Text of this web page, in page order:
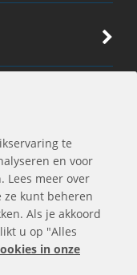
te
en voor
Lees meer over
ze kunt beheren
Als je akkoord
u op "Alles
in onze